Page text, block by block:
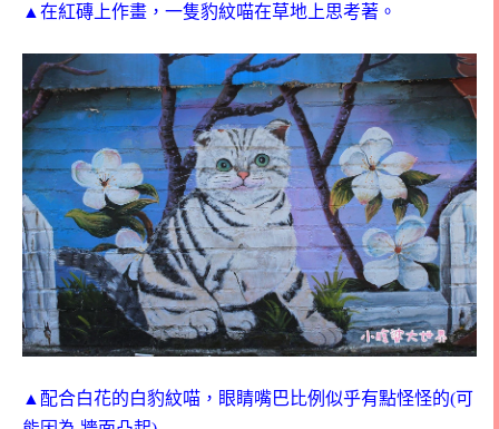
▲在紅磚上作畫，一隻豹紋喵在草地上思考著。
▲配合白花的白豹紋喵，眼睛嘴巴比例似乎有點怪怪的(可